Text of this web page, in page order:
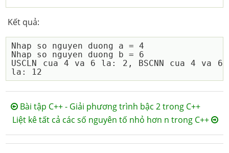
Kết quả:
Nhap so nguyen duong a = 4
Nhap so nguyen duong b = 6
USCLN cua 4 va 6 la: 2, BSCNN cua 4 va 6
Bài tập C++ - Giải phương trình bậc 2 trong C++
Liệt kê tất cả các số nguyên tố nhỏ hơn n trong C++